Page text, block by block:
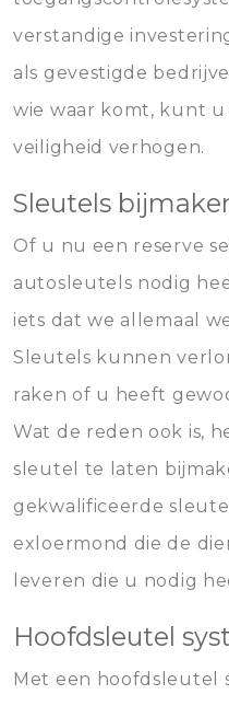
verstandige
als gevestigde
wie waar komt, kunt
veiligheid verhogen.
Sleutels
Of u nu een reserve
autosleutels nodig
iets dat we allemaal
Sleutels kunnen
raken of u heeft
Wat de reden ook is,
sleutel te laten
gekwalificeerde
exloermond die de
leveren die u nodig
Hoofdsleutel
Met een hoofdsleutel